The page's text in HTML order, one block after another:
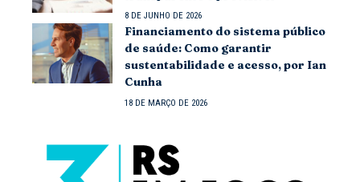
8 DE JUNHO DE 2026
Financiamento do sistema público
de saúde: Como garantir
sustentabilidade e acesso, por Ian
Cunha
18 DE MARÇO DE 2026